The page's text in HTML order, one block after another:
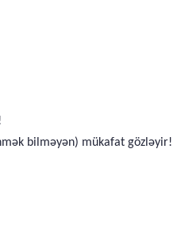
bilməyən) mükafat gözləyir!